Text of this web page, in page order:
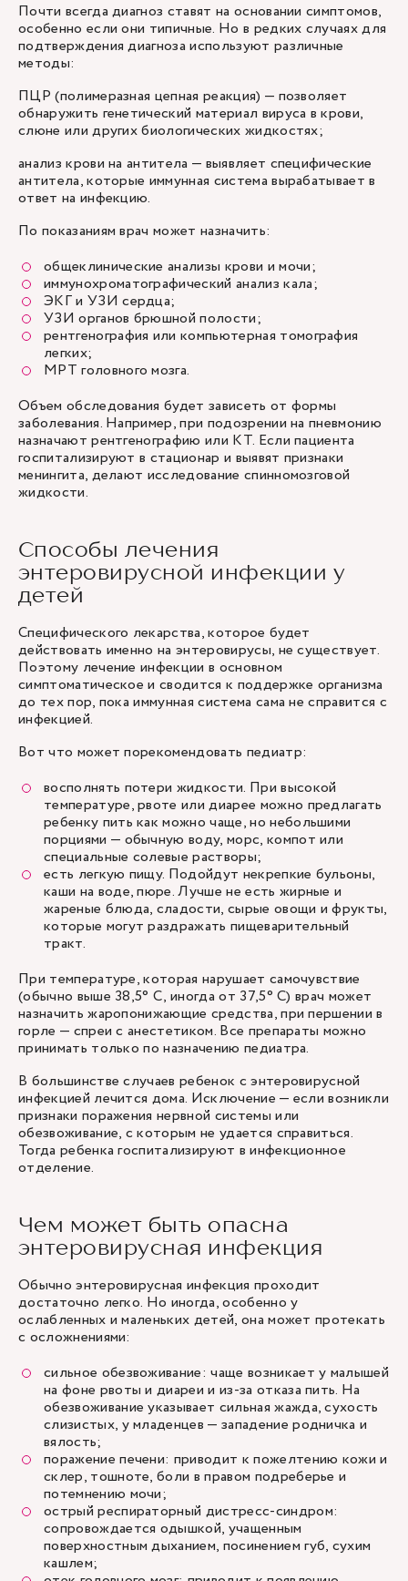
Почти всегда диагноз ставят на основании симптомов,
особенно если они типичные. Но в редких случаях для
подтверждения диагноза используют различные
методы:
ПЦР (полимеразная цепная реакция) — позволяет
обнаружить генетический материал вируса в крови,
слюне или других биологических жидкостях;
анализ крови на антитела — выявляет специфические
антитела, которые иммунная система вырабатывает в
ответ на инфекцию.
По показаниям врач может назначить:
общеклинические анализы крови и мочи;
иммунохроматографический анализ кала;
ЭКГ и УЗИ сердца;
УЗИ органов брюшной полости;
рентгенография или компьютерная томография
легких;
МРТ головного мозга.
Объем обследования будет зависеть от формы
заболевания. Например, при подозрении на пневмонию
назначают рентгенографию или КТ. Если пациента
госпитализируют в стационар и выявят признаки
менингита, делают исследование спинномозговой
жидкости.
Способы лечения
энтеровирусной инфекции у
детей
Специфического лекарства, которое будет
действовать именно на энтеровирусы, не существует.
Поэтому лечение инфекции в основном
симптоматическое и сводится к поддержке организма
до тех пор, пока иммунная система сама не справится с
инфекцией.
Вот что может порекомендовать педиатр:
восполнять потери жидкости. При высокой
температуре, рвоте или диарее можно предлагать
ребенку пить как можно чаще, но небольшими
порциями — обычную воду, морс, компот или
специальные солевые растворы;
есть легкую пищу. Подойдут некрепкие бульоны,
каши на воде, пюре. Лучше не есть жирные и
жареные блюда, сладости, сырые овощи и фрукты,
которые могут раздражать пищеварительный
тракт.
При температуре, которая нарушает самочувствие
(обычно выше 38,5° C, иногда от 37,5° C) врач может
назначить жаропонижающие средства, при першении в
горле — спреи с анестетиком. Все препараты можно
принимать только по назначению педиатра.
В большинстве случаев ребенок с энтеровирусной
инфекцией лечится дома. Исключение — если возникли
признаки поражения нервной системы или
обезвоживание, с которым не удается справиться.
Тогда ребенка госпитализируют в инфекционное
отделение.
Чем может быть опасна
энтеровирусная инфекция
Обычно энтеровирусная инфекция проходит
достаточно легко. Но иногда, особенно у
ослабленных и маленьких детей, она может протекать
с осложнениями:
сильное обезвоживание: чаще возникает у малышей
на фоне рвоты и диареи и из-за отказа пить. На
обезвоживание указывает сильная жажда, сухость
слизистых, у младенцев — западение родничка и
вялость;
поражение печени: приводит к пожелтению кожи и
склер, тошноте, боли в правом подреберье и
потемнению мочи;
острый респираторный дистресс-синдром:
сопровождается одышкой, учащенным
поверхностным дыханием, посинением губ, сухим
кашлем;